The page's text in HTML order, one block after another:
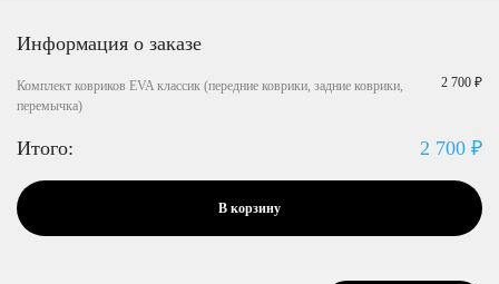
Информация о заказе
Комплект ковриков EVA классик (передние коврики, задние коврики,
перемычка)
2 700 ₽
Итого: 2 700 ₽
В корзину